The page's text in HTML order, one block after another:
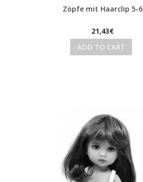
Quick view
Zöpfe mit Haarclip 5-6
21,43€
ADD TO CART